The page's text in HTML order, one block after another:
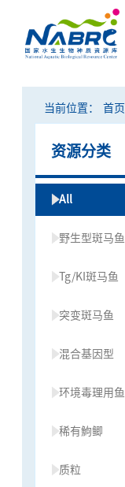
当前位置： 首页
资源分类
All
野生型斑马鱼
Tg/KI斑马鱼
突变斑马鱼
混合基因型
环境毒理用鱼
稀有鮈鲫
质粒